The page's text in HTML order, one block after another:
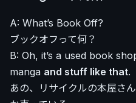
A: What’s Book Off?
ブックオフって何？
B: Oh, it’s a used book
manga and stuff like that.
あの、リサイクルの本屋さ